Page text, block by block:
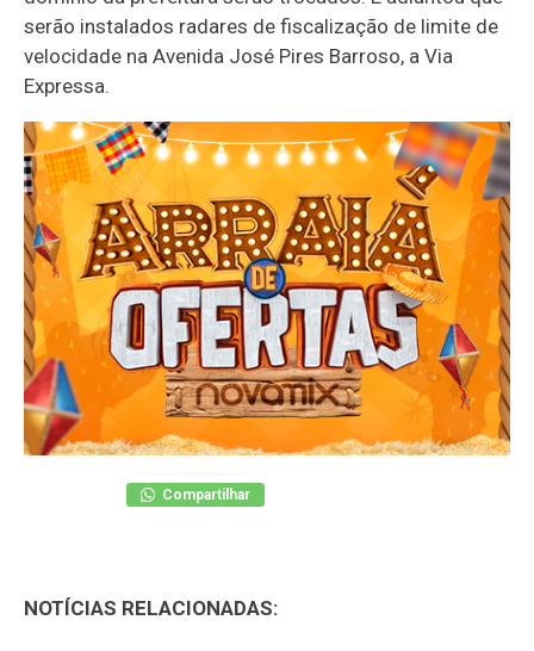
serão instalados radares de fiscalização de limite de
velocidade na Avenida José Pires Barroso, a Via
Expressa.
Compartilhar
NOTÍCIAS RELACIONADAS: